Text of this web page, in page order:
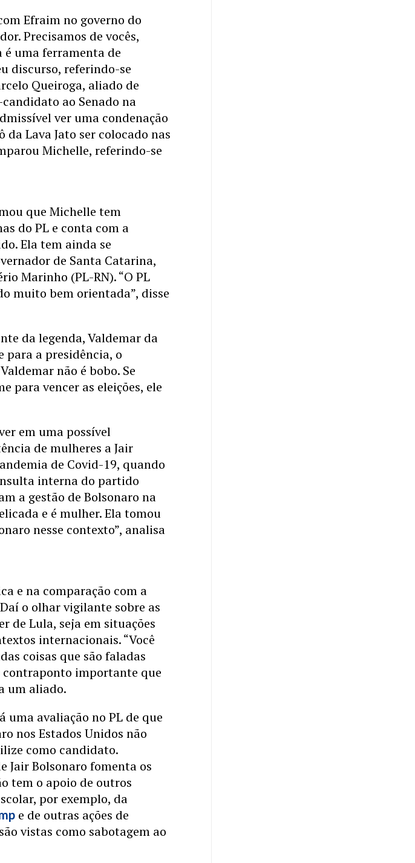
Efraim no governo do
Precisamos de vocês,
uma ferramenta de
discurso, referindo-se
Queiroga, aliado de
ao Senado na
ver uma condenação
da Lava Jato ser colocado nas
Michelle, referindo-se
que Michelle tem
do PL e conta com a
Ela tem ainda se
de Santa Catarina,
Marinho (PL-RN). “O PL
muito bem orientada”, disse
da legenda, Valdemar da
para a presidência, o
não é bobo. Se
para vencer as eleições, ele
em uma possível
de mulheres a Jair
de Covid-19, quando
interna do partido
a gestão de Bolsonaro na
e é mulher. Ela tomou
nesse contexto”, analisa
e na comparação com a
o olhar vigilante sobre as
de Lula, seja em situações
internacionais. “Você
coisas que são faladas
contraponto importante que
um aliado.
avaliação no PL de que
nos Estados Unidos não
como candidato.
Jair Bolsonaro fomenta os
tem o apoio de outros
por exemplo, da
e de outras ações de
vistas como sabotagem ao